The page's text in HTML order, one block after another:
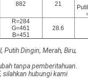
882 21
R=284
G=461
B=451
28.6
Putih Dingin, Merah, Biru,
tanpa pemberitahuan.
silahkan hubungi kami